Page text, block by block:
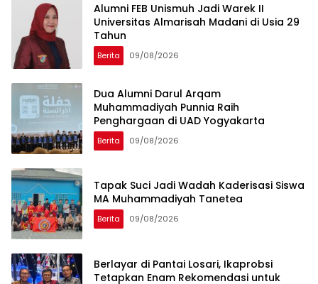
Alumni FEB Unismuh Jadi Warek II
Universitas Almarisah Madani di Usia 29
Tahun
Berita 09/08/2026
Dua Alumni Darul Arqam
Muhammadiyah Punnia Raih
Penghargaan di UAD Yogyakarta
Berita 09/08/2026
Tapak Suci Jadi Wadah Kaderisasi Siswa
MA Muhammadiyah Tanetea
Berita 09/08/2026
Berlayar di Pantai Losari, Ikaprobsi
Tetapkan Enam Rekomendasi untuk